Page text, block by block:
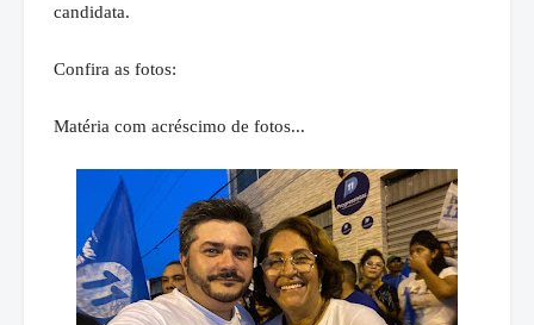
candidata.
Confira as fotos:
Matéria com acréscimo de fotos...